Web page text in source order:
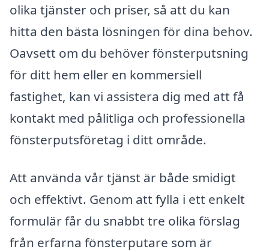
olika tjänster och priser, så att du kan
hitta den bästa lösningen för dina behov.
Oavsett om du behöver fönsterputsning
för ditt hem eller en kommersiell
fastighet, kan vi assistera dig med att få
kontakt med pålitliga och professionella
fönsterputsföretag i ditt område.
Att använda vår tjänst är både smidigt
och effektivt. Genom att fylla i ett enkelt
formulär får du snabbt tre olika förslag
från erfarna fönsterputare som är